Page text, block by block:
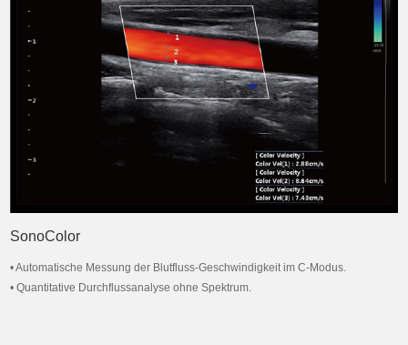
SonoColor
• Automatische Messung der Blutfluss-Geschwindigkeit im C-Modus.
• Quantitative Durchflussanalyse ohne Spektrum.